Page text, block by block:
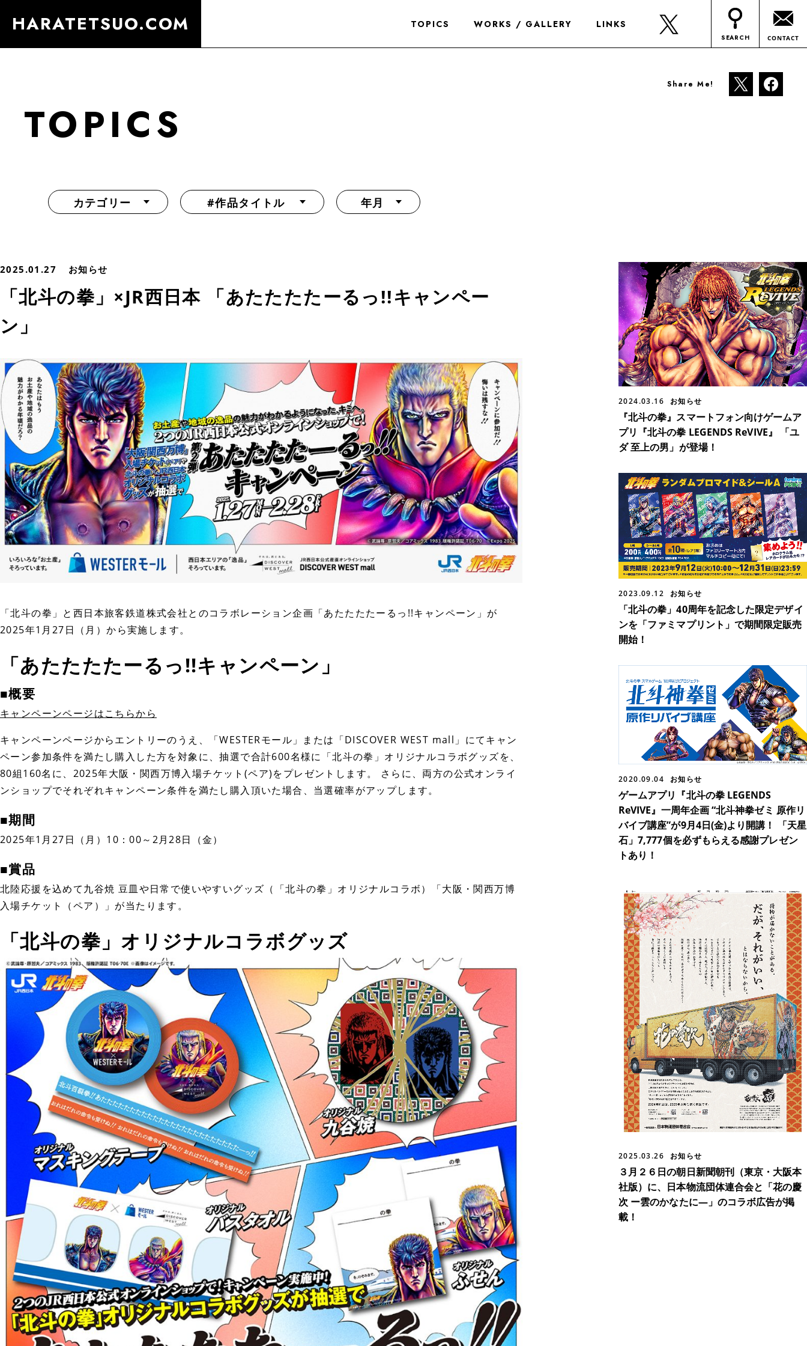
HARATETSUO.COM TOPICS WORKS / GALLERY LINKS
SEARCH CONTACT
Share Me!
TOPICS
カテゴリー #作品タイトル 年月
2025.01.27 お知らせ
「北斗の拳」×JR西日本 「あたたたたーるっ!!キャンペー
ン」
「北斗の拳」と西日本旅客鉄道株式会社とのコラボレーション企画「あたたたたーるっ!!キャンペーン」が
2025年1月27日（月）から実施します。
「あたたたたーるっ!!キャンペーン」
■概要
キャンペーンページはこちらから
キャンペーンページからエントリーのうえ、「WESTERモール」または「DISCOVER WEST mall」にてキャン
ペーン参加条件を満たし購入した方を対象に、抽選で合計600名様に「北斗の拳」オリジナルコラボグッズを、
80組160名に、2025年大阪・関西万博入場チケット(ペア)をプレゼントします。 さらに、両方の公式オンライ
ンショップでそれぞれキャンペーン条件を満たし購入頂いた場合、当選確率がアップします。
■期間
2025年1月27日（月）10：00～2月28日（金）
■賞品
北陸応援を込めて九谷焼 豆皿や日常で使いやすいグッズ（「北斗の拳」オリジナルコラボ）「大阪・関西万博
入場チケット（ペア）」が当たります。
「北斗の拳」オリジナルコラボグッズ
2024.03.16 お知らせ
『北斗の拳』スマートフォン向けゲームア
プリ『北斗の拳 LEGENDS ReVIVE』 「ユ
ダ 至上の男」が登場！
2023.09.12 お知らせ
「北斗の拳」40周年を記念した限定デザイ
ンを「ファミマプリント」で期間限定販売
開始！
2020.09.04 お知らせ
ゲームアプリ『北斗の拳 LEGENDS
ReVIVE』一周年企画 “北斗神拳ゼミ 原作リ
バイブ講座”が9月4日(金)より開講！ 「天星
石」7,777個を必ずもらえる感謝プレゼン
トあり！
2025.03.26 お知らせ
３月２６日の朝日新聞朝刊（東京・大阪本
社版）に、日本物流団体連合会と「花の慶
次 ー雲のかなたに―」のコラボ広告が掲
載！